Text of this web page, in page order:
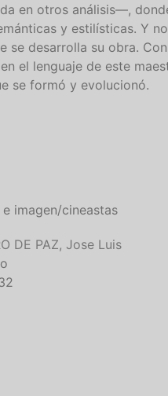
en otros análisis—,
y estilísticas. Y
se desarrolla su obra.
el lenguaje de este
se formó y evolucionó.
e imagen/cineastas
DE PAZ, Jose Luis